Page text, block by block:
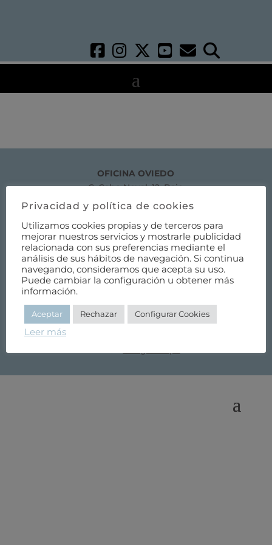
OFICINA OVIEDO
C. Cabo Noval, 12, Bajo
33007 Oviedo, Asturias, España
Teléfono: 985 20 83 03
E-mail:colegio@aparejastur.es
Horario de 8 a 15 de lunes a viernes
OFICINA GIJÓN
C. Corrida 19, Primero
Privacidad y política de cookies
Utilizamos cookies propias y de terceros para
mejorar nuestros servicios y mostrarle publicidad
relacionada con sus preferencias mediante el
análisis de sus hábitos de navegación. Si continua
navegando, consideramos que acepta su uso.
Puede cambiar la configuración u obtener más
información.
Aceptar Rechazar Configurar Cookies
Leer más